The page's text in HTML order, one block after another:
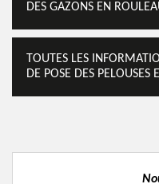
DES GAZONS EN
TOUTES LES
DE POSE DES